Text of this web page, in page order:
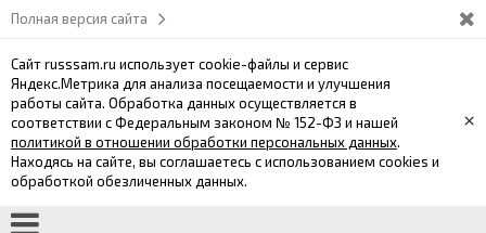
Полная версия сайта
Сайт russsam.ru использует cookie-файлы и сервис
Яндекс.Метрика для анализа посещаемости и улучшения
работы сайта. Обработка данных осуществляется в
соответствии с Федеральным законом № 152-ФЗ и нашей
политикой в отношении обработки персональных данных.
Находясь на сайте, вы соглашаетесь с использованием cookies и
обработкой обезличенных данных.
×